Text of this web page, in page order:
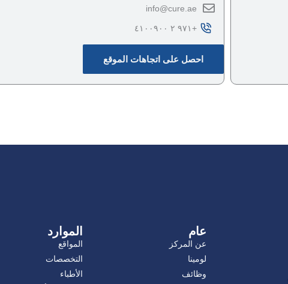
‎info@cure.ae‎
احصل على اتجاهات الموقع
عام
عن المركز
لومينا
وظائف
الموارد
المواقع
التخصصات
الأطباء